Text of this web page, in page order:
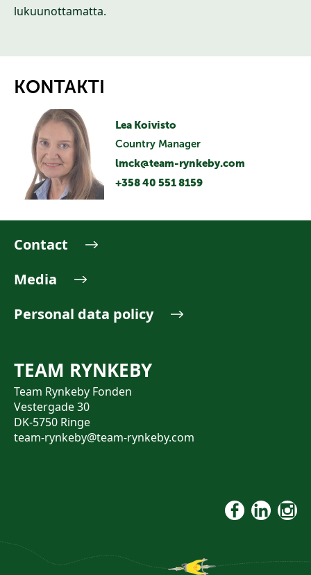
lukuunottamatta.
KONTAKTI
Lea Koivisto
Country Manager
lmck@team-rynkeby.com
+358 40 551 8159
Contact
Media
Personal data policy
TEAM RYNKEBY
Team Rynkeby Fonden
Vestergade 30
DK-5750 Ringe
team-rynkeby@team-rynkeby.com